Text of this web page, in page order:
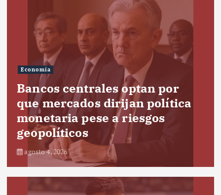
Economía
Bancos centrales optan por
que mercados dirijan política
monetaria pese a riesgos
geopolíticos
agosto 4, 2026